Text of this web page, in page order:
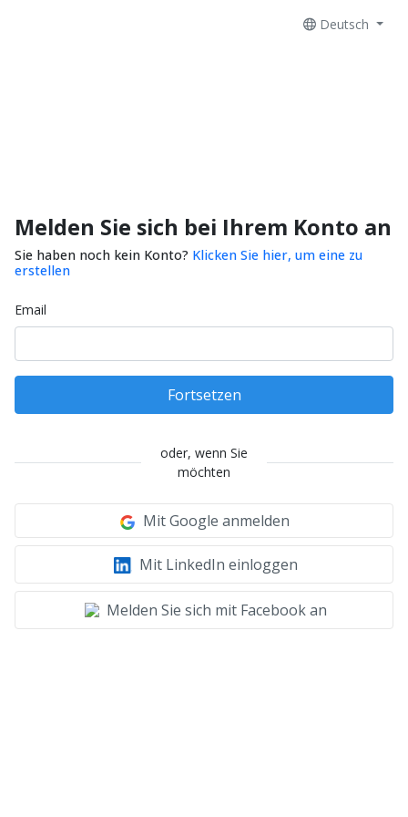
Deutsch
Melden Sie sich bei Ihrem Konto an
Sie haben noch kein Konto? Klicken Sie hier, um eine zu
erstellen
Email
Fortsetzen
oder, wenn Sie
möchten
Mit Google anmelden
Mit LinkedIn einloggen
Melden Sie sich mit Facebook an